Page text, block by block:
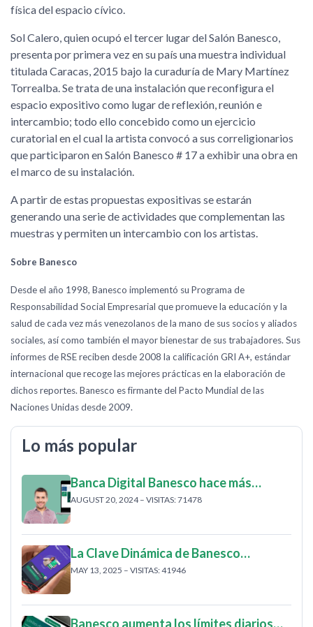
física del espacio cívico.
Sol Calero, quien ocupó el tercer lugar del Salón Banesco,
presenta por primera vez en su país una muestra individual
titulada Caracas, 2015 bajo la curaduría de Mary Martínez
Torrealba. Se trata de una instalación que reconfigura el
espacio expositivo como lugar de reflexión, reunión e
intercambio; todo ello concebido como un ejercicio
curatorial en el cual la artista convocó a sus correligionarios
que participaron en Salón Banesco # 17 a exhibir una obra en
el marco de su instalación.
A partir de estas propuestas expositivas se estarán
generando una serie de actividades que complementan las
muestras y permiten un intercambio con los artistas.
Sobre Banesco
Desde el año 1998, Banesco implementó su Programa de
Responsabilidad Social Empresarial que promueve la educación y la
salud de cada vez más venezolanos de la mano de sus socios y aliados
sociales, así como también el mayor bienestar de sus trabajadores. Sus
informes de RSE reciben desde 2008 la calificación GRI A+, estándar
internacional que recoge las mejores prácticas en la elaboración de
dichos reportes. Banesco es firmante del Pacto Mundial de las
Naciones Unidas desde 2009.
Lo más popular
Banca Digital Banesco hace más…
AUGUST 20, 2024 – VISITAS: 71478
La Clave Dinámica de Banesco…
MAY 13, 2025 – VISITAS: 41946
Banesco aumenta los límites diarios…